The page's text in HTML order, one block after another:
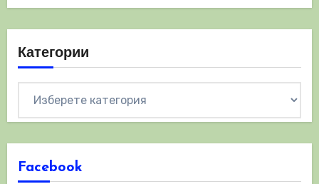
Категории
Facebook